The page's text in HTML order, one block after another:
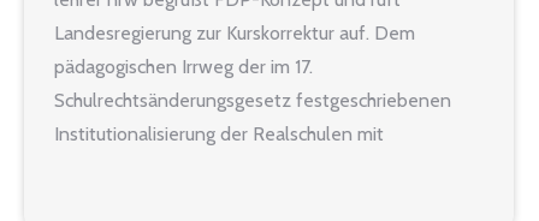
Landesregierung zur Kurskorrektur auf. Dem
pädagogischen Irrweg der im 17.
Schulrechtsänderungsgesetz festgeschriebenen
Institutionalisierung der Realschulen mit